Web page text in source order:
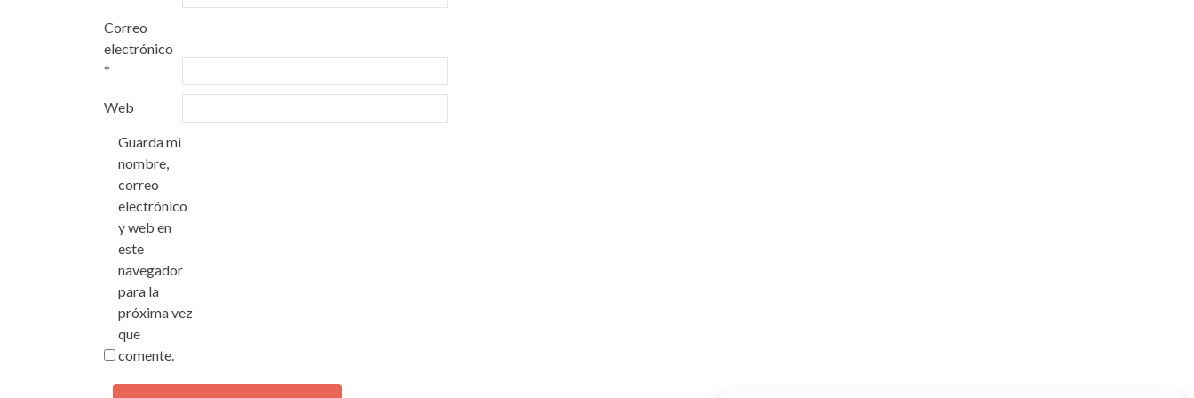
Correo
electrónico
*
Web
Guarda mi
nombre,
correo
electrónico
y web en
este
navegador
para la
próxima vez
que
comente.